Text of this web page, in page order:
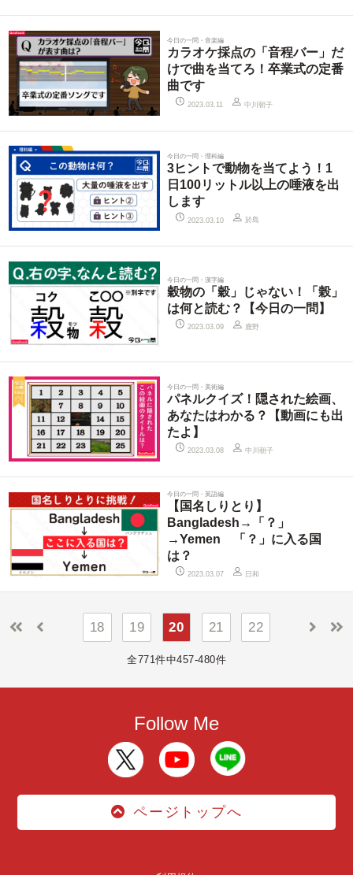
今日の一問・音楽編
カラオケ採点の「音程バー」だ
けで曲を当てろ！卒業式の定番
曲です
2023.03.11 中川朝子
今日の一問・理科編
3ヒントで動物を当てよう！1
日100リットル以上の唾液を出
します
2023.03.10 於島
今日の一問・漢字編
穀物の「穀」じゃない！「榖」
は何と読む？【今日の一問】
2023.03.09 鹿野
今日の一問・美術編
パネルクイズ！隠された絵画、
あなたはわかる？【動画にも出
たよ】
2023.03.08 中川朝子
今日の一問・英語編
【国名しりとり】
Bangladesh→「？」
→Yemen 「？」に入る国
は？
2023.03.07 日和
18 19 20 21 22
全771件中457-480件
Follow Me
ページトップへ